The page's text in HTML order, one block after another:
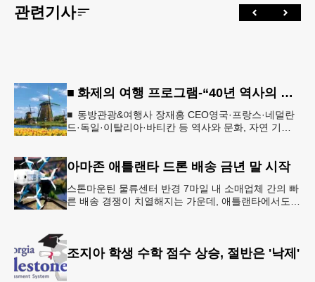
관련기사
■ 화제의 여행 프로그램-“40년 역사의 신뢰… 서유럽 8개국 13일 대장정”
■ 동방관광&여행사 장재홍 CEO영국·프랑스·네덜란
드·독일·이탈리아·바티칸 등 역사와 문화, 자연 기
아마존 애틀랜타 드론 배송 금년 말 시작
스톤마운틴 물류센터 반경 7마일 내 소매업체 간의 빠
른 배송 경쟁이 치열해지는 가운데, 애틀랜타에서도
조지아 학생 수학 점수 상승, 절반은 '낙제'